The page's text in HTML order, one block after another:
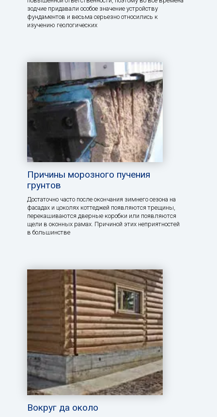
зодчие придавали особое значение устройству
фундаментов и весьма серьезно относились к
изучению геологических
Причины морозного пучения
грунтов
Достаточно часто после окончания зимнего сезона на
фасадах и цоколях коттеджей появляются трещины,
перекашиваются дверные коробки или появляются
щели в оконных рамах. Причиной этих неприятностей
в большинстве
Вокруг да около